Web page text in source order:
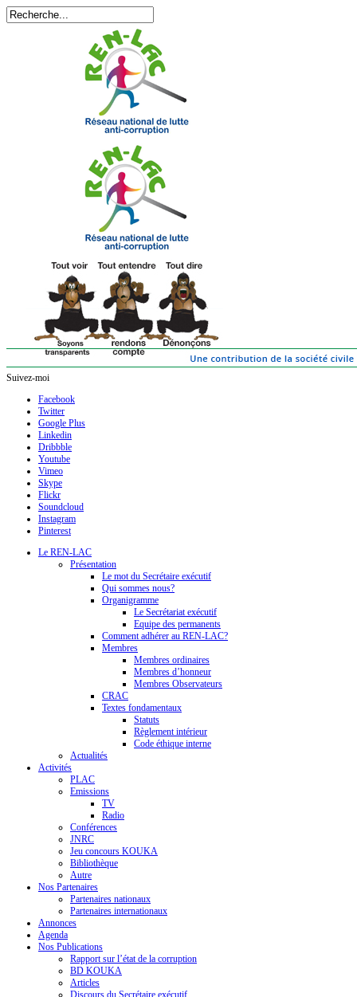
Suivez-moi
Facebook
Twitter
Google Plus
Linkedin
Dribbble
Youtube
Vimeo
Skype
Flickr
Soundcloud
Instagram
Pinterest
Le REN-LAC
Présentation
Le mot du Secrétaire exécutif
Qui sommes nous?
Organigramme
Le Secrétariat exécutif
Equipe des permanents
Comment adhérer au REN-LAC?
Membres
Membres ordinaires
Membres d’honneur
Membres Observateurs
CRAC
Textes fondamentaux
Statuts
Règlement intérieur
Code éthique interne
Actualités
Activités
PLAC
Emissions
TV
Radio
Conférences
JNRC
Jeu concours KOUKA
Bibliothèque
Autre
Nos Partenaires
Partenaires nationaux
Partenaires internationaux
Annonces
Agenda
Nos Publications
Rapport sur l’état de la corruption
BD KOUKA
Articles
Discours du Secrétaire exécutif